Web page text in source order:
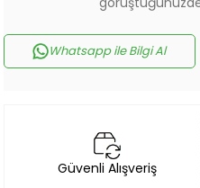
Whatsapp ile Bilgi Al
Güvenli Alışveriş